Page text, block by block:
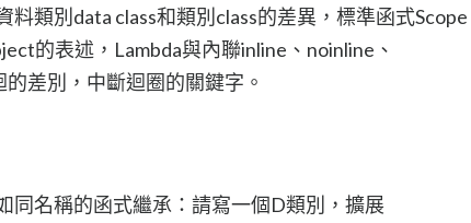
類別data class和類別class的差異，標準函式Scope
的表述，Lambda與內聯inline、noinline、
差別，中斷迴圈的關鍵字。
同名稱的函式繼承：請寫一個D類別，擴展